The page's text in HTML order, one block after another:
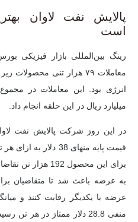
پالایش نفت لاوان
است
معاملات ۷۹ هزار تنی
میلیارد ریال در این حلقه انجام داد.
قیمت پایه منهای 38
برای این محصول
به عرضه باعث شد تا متقاضیان
عرضه با یکدیگر رقابت کنند و
منفی 28.8 دلار ممتاز در